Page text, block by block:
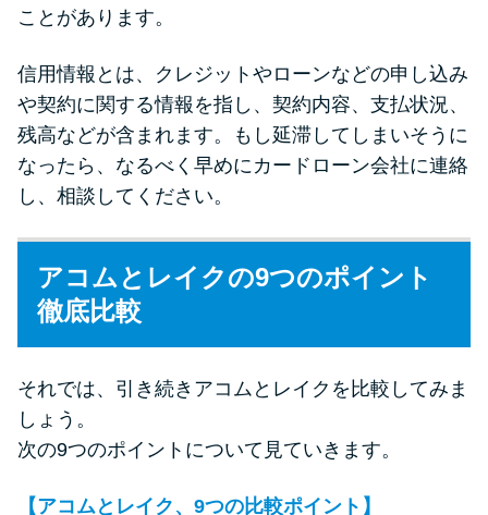
ことがあります。
信用情報とは、クレジットやローンなどの申し込み
や契約に関する情報を指し、契約内容、支払状況、
残高などが含まれます。もし延滞してしまいそうに
なったら、なるべく早めにカードローン会社に連絡
し、相談してください。
アコムとレイクの9つのポイント
徹底比較
それでは、引き続きアコムとレイクを比較してみま
しょう。
次の9つのポイントについて見ていきます。
【アコムとレイク、9つの比較ポイント】